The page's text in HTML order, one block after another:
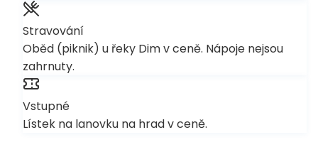
Stravování
Oběd (piknik) u řeky Dim v ceně. Nápoje nejsou
zahrnuty.
Vstupné
Lístek na lanovku na hrad v ceně.